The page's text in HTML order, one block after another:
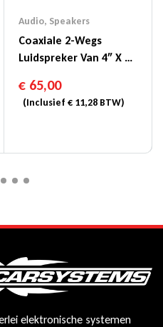
Audio, Speakers
Coaxiale 2-Wegs
Luidspreker Van 4″ X 6″
€65,00
(Inclusief €11,28BTW)
elektronische systemen